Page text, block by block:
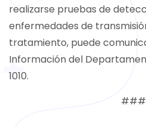
realizarse pruebas de
enfermedades de
tratamiento, puede
Información del
1010.
###